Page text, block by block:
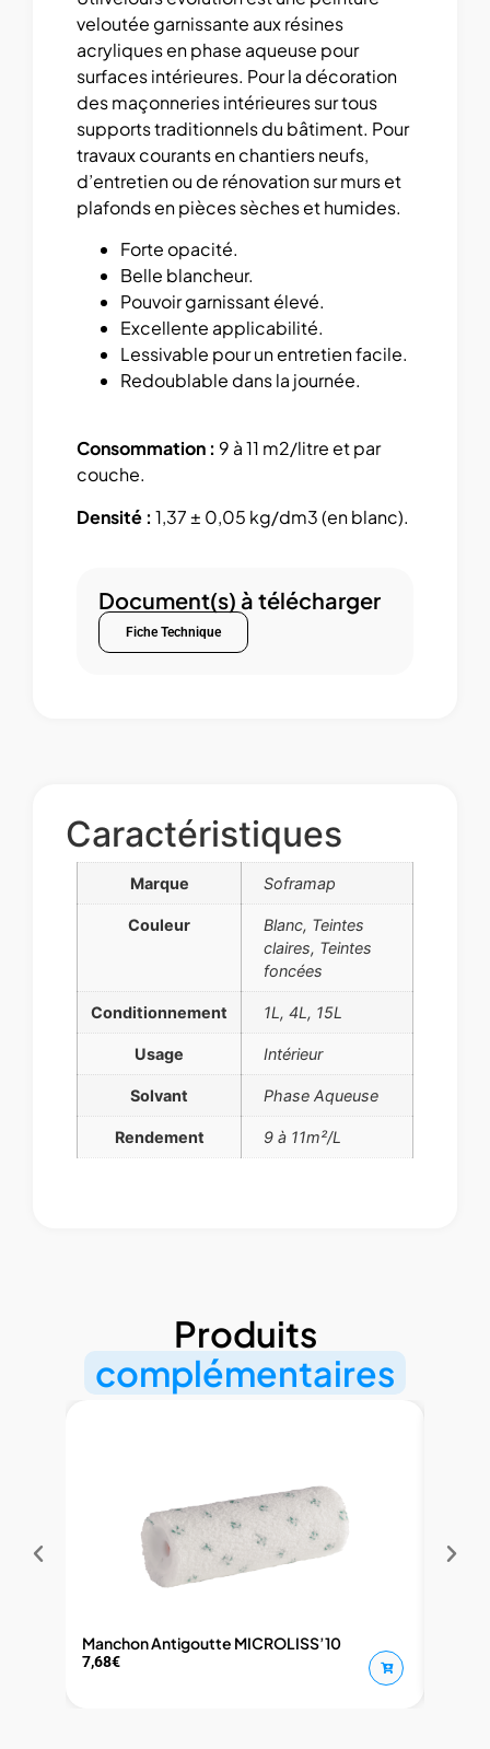
veloutée garnissante aux résines
acryliques en phase aqueuse pour
surfaces intérieures. Pour la décoration
des maçonneries intérieures sur tous
supports traditionnels du bâtiment. Pour
travaux courants en chantiers neufs,
d’entretien ou de rénovation sur murs et
plafonds en pièces sèches et humides.
Forte opacité.
Belle blancheur.
Pouvoir garnissant élevé.
Excellente applicabilité.
Lessivable pour un entretien facile.
Redoublable dans la journée.
Consommation : 9 à 11 m2/litre et par
couche.
Densité : 1,37 ± 0,05 kg/dm3 (en blanc).
Document(s) à télécharger
Fiche Technique
Caractéristiques
Marque Soframap
Couleur
Blanc, Teintes
claires, Teintes
foncées
Conditionnement 1L, 4L, 15L
Usage Intérieur
Solvant Phase Aqueuse
Rendement 9 à 11m²/L
Produits
complémentaires
Manchon Antigoutte MICROLISS’10
7,68€